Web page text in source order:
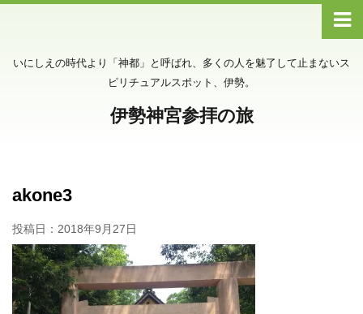
いにしえの時代より「神都」と呼ばれ、多くの人を魅了して止まないス
ピリチュアルスポット、伊勢。
伊勢神宮参拝の旅
akone3
投稿日： 2018年9月27日